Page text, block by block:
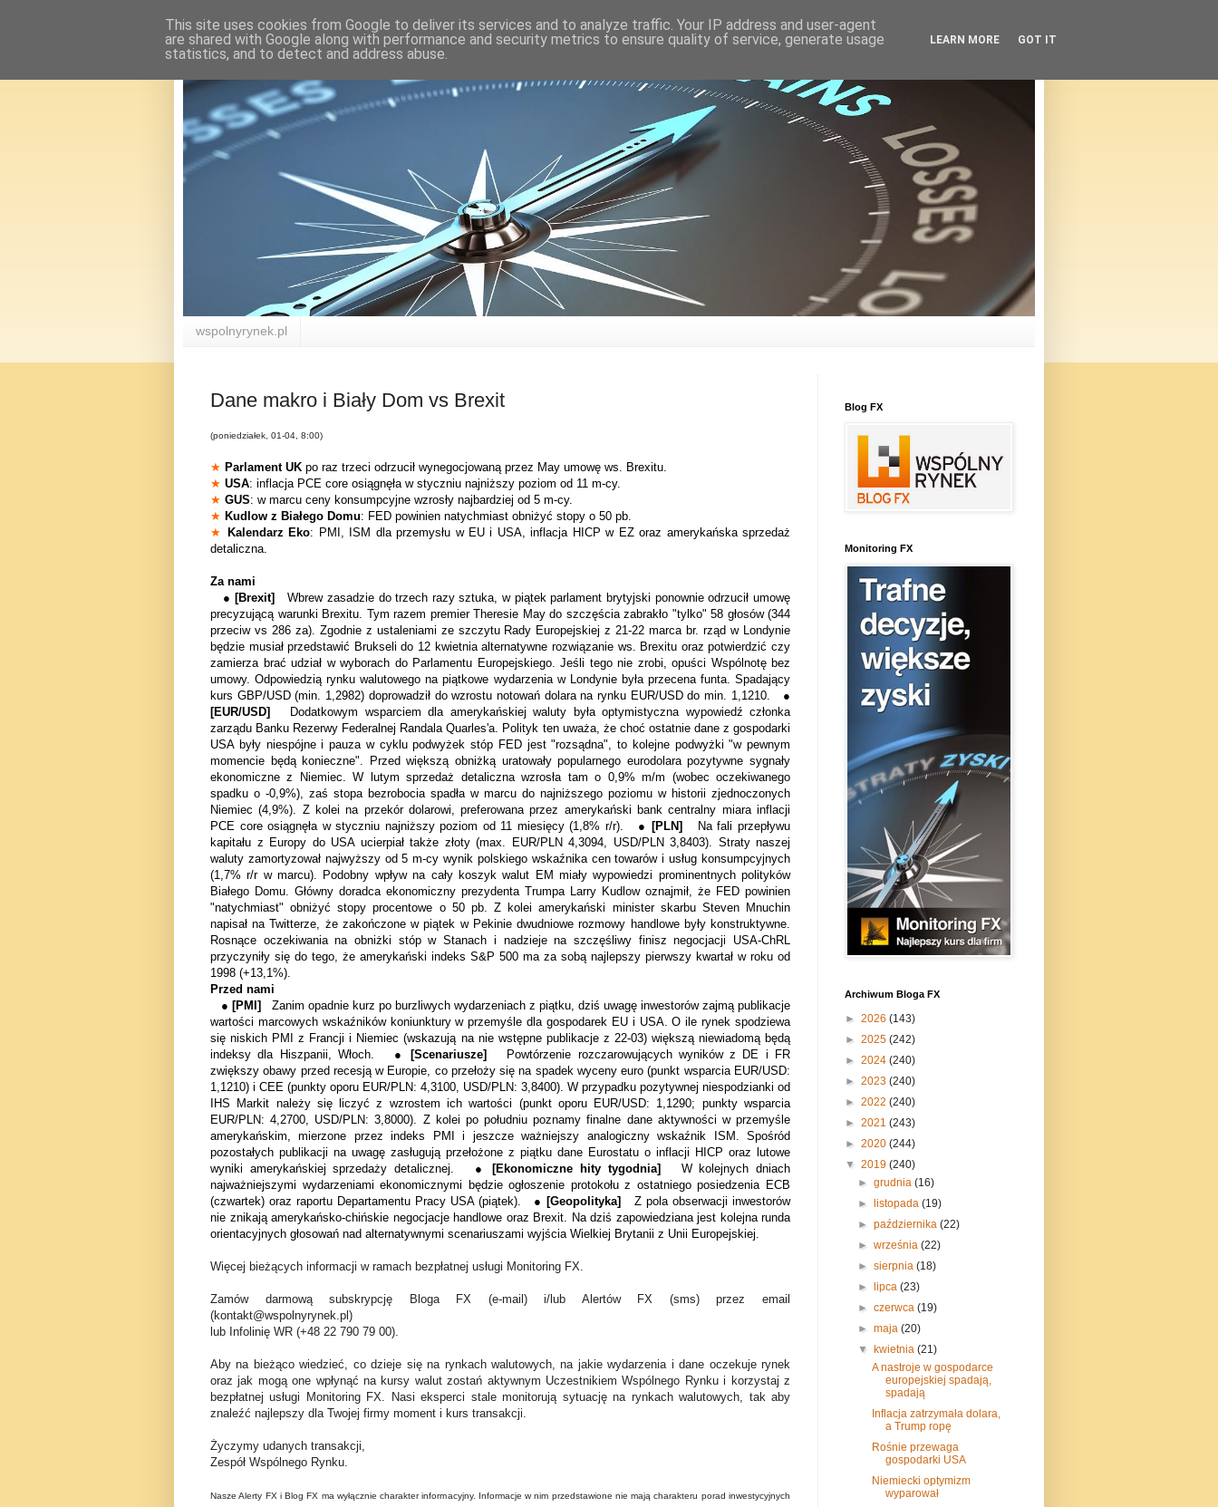
wspolnyrynek.pl
Dane makro i Biały Dom vs Brexit
(poniedziałek, 01-04, 8:00)
★ Parlament UK po raz trzeci odrzucił wynegocjowaną przez May umowę ws. Brexitu.
★ USA: inflacja PCE core osiągnęła w styczniu najniższy poziom od 11 m-cy.
★ GUS: w marcu ceny konsumpcyjne wzrosły najbardziej od 5 m-cy.
★ Kudlow z Białego Domu: FED powinien natychmiast obniżyć stopy o 50 pb.
★
Kalendarz Eko: PMI, ISM dla przemysłu w EU i USA, inflacja HICP w EZ oraz amerykańska sprzedaż
detaliczna.
Za nami
● [Brexit]
Wbrew zasadzie do trzech razy sztuka, w piątek parlament brytyjski ponownie odrzucił umowę
precyzującą warunki Brexitu. Tym razem premier Theresie May do szczęścia zabrakło "tylko" 58 głosów (344
przeciw vs 286 za). Zgodnie z ustaleniami ze szczytu Rady Europejskiej z 21-22 marca br. rząd w Londynie
będzie musiał przedstawić Brukseli do 12 kwietnia alternatywne rozwiązanie ws. Brexitu oraz potwierdzić czy
zamierza brać udział w wyborach do Parlamentu Europejskiego. Jeśli tego nie zrobi, opuści Wspólnotę bez
umowy. Odpowiedzią rynku walutowego na piątkowe wydarzenia w Londynie była przecena funta. Spadający
kurs GBP/USD (min. 1,2982) doprowadził do wzrostu notowań dolara na rynku EUR/USD do min. 1,1210. ●
[EUR/USD]
Dodatkowym wsparciem dla amerykańskiej waluty była optymistyczna wypowiedź członka
zarządu Banku Rezerwy Federalnej Randala Quarles'a. Polityk ten uważa, że choć ostatnie dane z gospodarki
USA były niespójne i pauza w cyklu podwyżek stóp FED jest "rozsądna", to kolejne podwyżki "w pewnym
momencie będą konieczne". Przed większą obniżką uratowały popularnego eurodolara pozytywne sygnały
ekonomiczne z Niemiec. W lutym sprzedaż detaliczna wzrosła tam o 0,9% m/m (wobec oczekiwanego
spadku o -0,9%), zaś stopa bezrobocia spadła w marcu do najniższego poziomu w historii zjednoczonych
Niemiec (4,9%). Z kolei na przekór dolarowi, preferowana przez amerykański bank centralny miara inflacji
PCE core osiągnęła w styczniu najniższy poziom od 11 miesięcy (1,8% r/r). ●
[PLN]
Na fali przepływu
kapitału z Europy do USA ucierpiał także złoty (max. EUR/PLN 4,3094, USD/PLN 3,8403). Straty naszej
waluty zamortyzował najwyższy od 5 m-cy wynik polskiego wskaźnika cen towarów i usług konsumpcyjnych
(1,7% r/r w marcu). Podobny wpływ na cały koszyk walut EM miały wypowiedzi prominentnych polityków
Białego Domu. Główny doradca ekonomiczny prezydenta Trumpa Larry Kudlow oznajmił, że FED powinien
"natychmiast" obniżyć stopy procentowe o 50 pb. Z kolei amerykański minister skarbu Steven Mnuchin
napisał na Twitterze, że zakończone w piątek w Pekinie dwudniowe rozmowy handlowe były konstruktywne.
Rosnące oczekiwania na obniżki stóp w Stanach i nadzieje na szczęśliwy finisz negocjacji USA-ChRL
przyczyniły się do tego, że amerykański indeks S&P 500 ma za sobą najlepszy pierwszy kwartał w roku od
1998 (+13,1%).
Przed nami
● [PMI]
Zanim opadnie kurz po burzliwych wydarzeniach z piątku, dziś uwagę inwestorów zajmą publikacje
wartości marcowych wskaźników koniunktury w przemyśle dla gospodarek EU i USA. O ile rynek spodziewa
się niskich PMI z Francji i Niemiec (wskazują na nie wstępne publikacje z 22-03) większą niewiadomą będą
indeksy dla Hiszpanii, Włoch. ●
[Scenariusze]
Powtórzenie rozczarowujących wyników z DE i FR
zwiększy obawy przed recesją w Europie, co przełoży się na spadek wyceny euro (punkt wsparcia EUR/USD:
1,1210) i CEE (punkty oporu EUR/PLN: 4,3100, USD/PLN: 3,8400). W przypadku pozytywnej niespodzianki od
IHS Markit należy się liczyć z wzrostem ich wartości (punkt oporu EUR/USD: 1,1290; punkty wsparcia
EUR/PLN: 4,2700, USD/PLN: 3,8000). Z kolei po południu poznamy finalne dane aktywności w przemyśle
amerykańskim, mierzone przez indeks PMI i jeszcze ważniejszy analogiczny wskaźnik ISM. Spośród
pozostałych publikacji na uwagę zasługują przełożone z piątku dane Eurostatu o inflacji HICP oraz lutowe
wyniki amerykańskiej sprzedaży detalicznej. ●
[Ekonomiczne hity tygodnia]
W kolejnych dniach
najważniejszymi wydarzeniami ekonomicznymi będzie ogłoszenie protokołu z ostatniego posiedzenia ECB
(czwartek) oraz raportu Departamentu Pracy USA (piątek). ● [Geopolityka]
Z pola obserwacji inwestorów
nie znikają amerykańsko-chińskie negocjacje handlowe oraz Brexit. Na dziś zapowiedziana jest kolejna runda
orientacyjnych głosowań nad alternatywnymi scenariuszami wyjścia Wielkiej Brytanii z Unii Europejskiej.
Więcej bieżących informacji w ramach bezpłatnej usługi Monitoring FX.
Zamów darmową subskrypcję Bloga FX (e-mail) i/lub Alertów FX (sms) przez email
(kontakt@wspolnyrynek.pl)
lub Infolinię WR (+48 22 790 79 00).
Aby na bieżąco wiedzieć, co dzieje się na rynkach walutowych, na jakie wydarzenia i dane oczekuje rynek
oraz jak mogą one wpłynąć na kursy walut zostań aktywnym Uczestnikiem Wspólnego Rynku i korzystaj z
bezpłatnej usługi Monitoring FX. Nasi eksperci stale monitorują sytuację na rynkach walutowych, tak aby
znaleźć najlepszy dla Twojej firmy moment i kurs transakcji.
Życzymy udanych transakcji,
Zespół Wspólnego Rynku.
Nasze Alerty FX i Blog FX ma wyłącznie charakter informacyjny. Informacje w nim przedstawione nie mają charakteru porad inwestycyjnych
Blog FX
Monitoring FX
Archiwum Bloga FX
► 2026 (143)
► 2025 (242)
► 2024 (240)
► 2023 (240)
► 2022 (240)
► 2021 (243)
► 2020 (244)
▼ 2019 (240)
►grudnia(16)
►listopada(19)
►października(22)
►września(22)
►sierpnia(18)
►lipca(23)
►czerwca(19)
►maja(20)
▼kwietnia(21)
A nastroje w gospodarce
europejskiej spadają,
spadają
Inflacja zatrzymała dolara,
a Trump ropę
Rośnie przewaga
gospodarki USA
Niemiecki optymizm
wyparował
This site uses cookies from Google to deliver its services and to analyze traffic. Your IP address and user-agent
are shared with Google along with performance and security metrics to ensure quality of service, generate usage
statistics, and to detect and address abuse.
LEARN MORE GOT IT